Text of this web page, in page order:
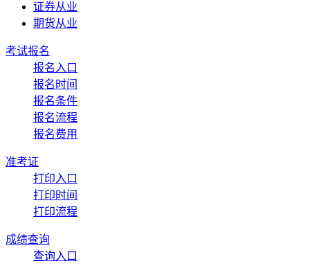
证券从业
期货从业
考试报名
报名入口
报名时间
报名条件
报名流程
报名费用
准考证
打印入口
打印时间
打印流程
成绩查询
查询入口